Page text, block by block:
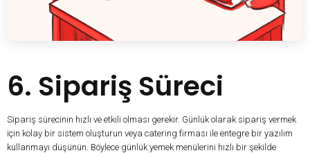
6. Sipariş Süreci
Sipariş sürecinin hızlı ve etkili olması gerekir. Günlük olarak sipariş vermek
için kolay bir sistem oluşturun veya catering firması ile entegre bir yazılım
kullanmayı düşünün. Böylece günlük yemek menülerini hızlı bir şekilde